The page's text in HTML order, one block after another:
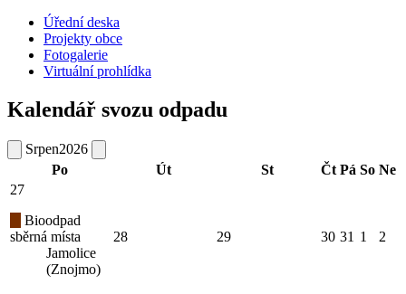
Úřední deska
Projekty obce
Fotogalerie
Virtuální prohlídka
Kalendář svozu odpadu
Srpen2026
Po
Út St Čt Pá So Ne
27
Bioodpad
sběrná místa
Jamolice
(Znojmo)
28 29 30 31 1 2